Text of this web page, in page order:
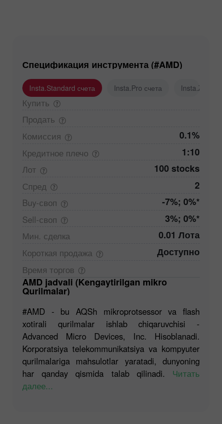
Спецификация инструмента (#AMD)
Insta.Standard счета Insta.Pro счета Insta.Zero
Купить
Продать
Комиссия
0.1%
Кредитное плечо 1:10
Лот 100 stocks
Спред 2
Buy-своп -7%; 0%*
Sell-своп 3%; 0%*
Мин. сделка 0.01 Лота
Короткая продажа Доступно
Время торгов
AMD jadvali (Kengaytirilgan mikro
Qurilmalar)
#AMD - bu AQSh mikroprotsessor va flash
xotirali qurilmalar ishlab chiqaruvchisi -
Advanced Micro Devices, Inc. Hisoblanadi.
Korporatsiya telekommunikatsiya va kompyuter
qurilmalariga mahsulotlar yaratadi, dunyoning
har qanday qismida talab qilinadi. Читать
далее...